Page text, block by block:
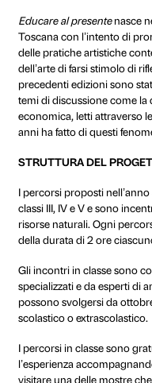
dal 28
al 12
Educare al presente
secondarie di
cultura
collaborazione e
Educare al presente
Toscana con
delle pratiche
dell’arte di farsi
temi di discussione
economica, letti